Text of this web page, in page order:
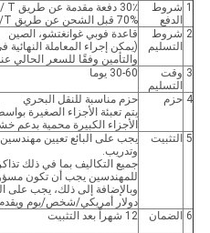
1 شروط
الدفع
30٪ دفعة مقدمة عن طريق T / T،
70% قبل الشحن عن طريق T/T أو L/C عند الرؤية
2 شروط
التسليم
قاعدة فوبي غوانغتشو، الصين
والتأمين وفقًا للسعر الحالي
3 وقت
التسليم
30-60 يوما
4 حزم
حزم مناسبة للنقل البحري
يتم تعبئة الأجزاء الصغيرة
الأجزاء الكبيرة محمية بدعم
5 التثبيت
يجب على البائع تعيين
وتدريب.
جميع التكاليف بما في ذلك
للمهندسين يجب أن تكون
دولار أمريكي/شخص/يوم
6
الضمان
12 شهراً بعد التثبيت